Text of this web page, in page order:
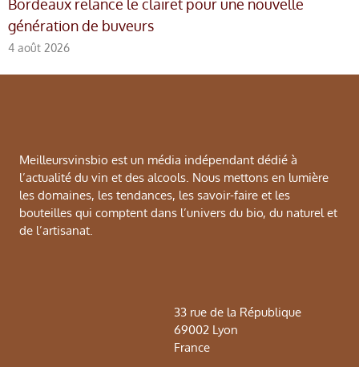
Bordeaux relance le clairet pour une nouvelle
génération de buveurs
4 août 2026
Meilleursvinsbio est un média indépendant dédié à
l’actualité du vin et des alcools. Nous mettons en lumière
les domaines, les tendances, les savoir-faire et les
bouteilles qui comptent dans l’univers du bio, du naturel et
de l’artisanat.
33 rue de la République
69002 Lyon
France